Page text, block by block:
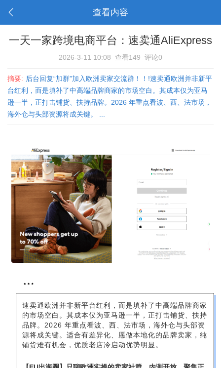
查看内容
一天一家跨境电商平台：速卖通AliExpress
2026-3-11 10:08 查看149 评论0
摘要: 后台回复“加群”加入欧洲卖家交流群！！!速卖通欧洲并非新平
台红利，而是填补了中高端品牌商家的市场空白。其成本仅为亚马
逊一半，正打击铺货、扶持品牌。2026 年重点看波、西、法市场，
海外仓与头部资源将成关键。 ...
速卖通欧洲并非新平台红利，而是填补了中高端品牌商家
的市场空白。其成本仅为亚马逊一半，正打击铺货、扶持
品牌。2026 年重点看波、西、法市场，海外仓与头部资
源将成关键。适合有差异化、愿做本地化的品牌卖家，纯
铺货难有机会，优质老店冷启动优势明显。